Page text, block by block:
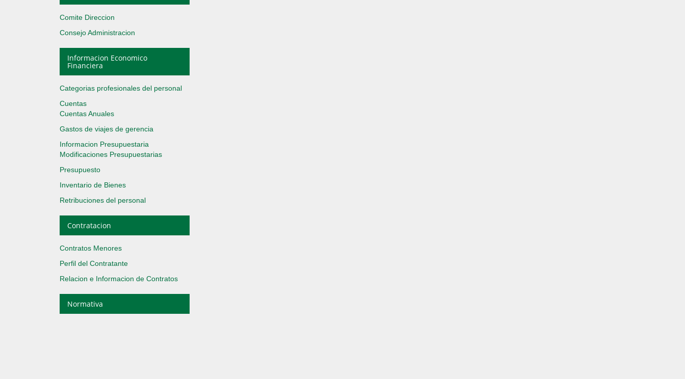
Comite Direccion
Consejo Administracion
Informacion Economico
Financiera
Categorias profesionales del personal
Cuentas
Cuentas Anuales
Gastos de viajes de gerencia
Informacion Presupuestaria
Modificaciones Presupuestarias
Presupuesto
Inventario de Bienes
Retribuciones del personal
Contratacion
Contratos Menores
Perfil del Contratante
Relacion e Informacion de Contratos
Normativa